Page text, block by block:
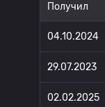
Получил
04.10.2024
29.07.2023
02.02.2025